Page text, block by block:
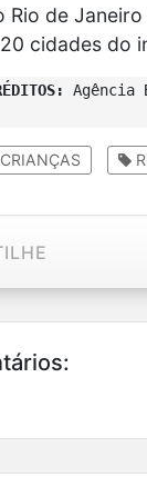
Rio de
cidades do